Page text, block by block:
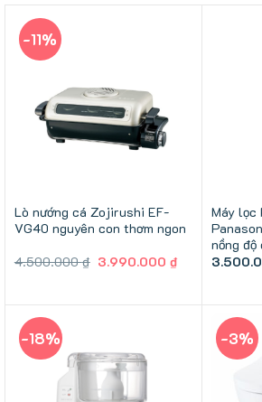
-11%
Lò nướng cá Zojirushi EF-
VG40 nguyên con thơm ngon
4.500.000₫ Giá
3.990.000₫
Máy lọc
nồng độ
-18% -3%